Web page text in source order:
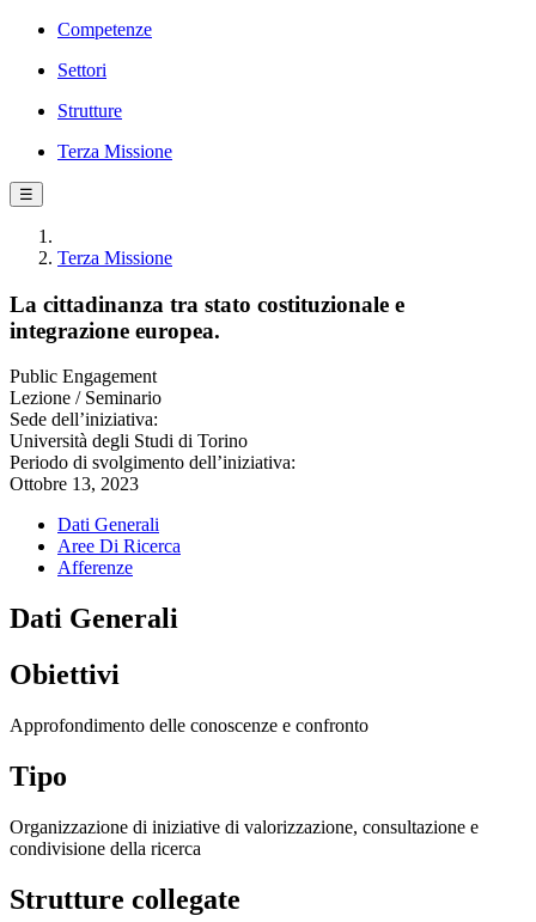
Competenze
Settori
Strutture
Terza Missione
☰
Terza Missione
La cittadinanza tra stato costituzionale e
integrazione europea.
Public Engagement
Lezione / Seminario
Sede dell’iniziativa:
Università degli Studi di Torino
Periodo di svolgimento dell’iniziativa:
Ottobre 13, 2023
Dati Generali
Aree Di Ricerca
Afferenze
Dati Generali
Obiettivi
Approfondimento delle conoscenze e confronto
Tipo
Organizzazione di iniziative di valorizzazione, consultazione e
condivisione della ricerca
Strutture collegate